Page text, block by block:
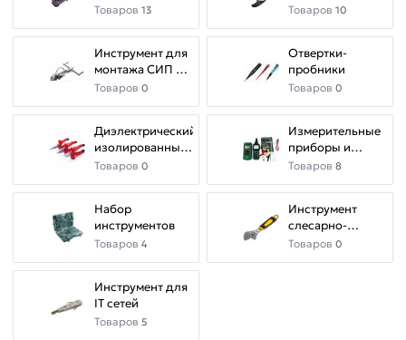
Товаров 13 Товаров 10
Инструмент для
монтажа СИП и
ВЛ
Товаров 0
Отвертки-
пробники
Товаров 0
Диэлектрический
изолированный
инструмент
Товаров 0
Измерительные
приборы и
Мультиметры
Товаров 8
Набор
инструментов
Товаров 4
Инструмент
слесарно-
монтажный
Товаров 0
Инструмент для
IT сетей
Товаров 5